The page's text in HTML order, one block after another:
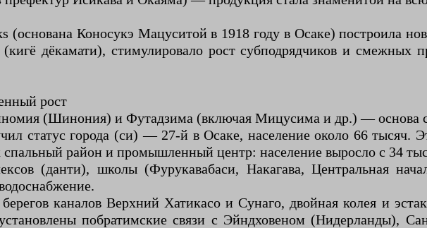
(основана Коносукэ Мацуситой в 1918 году в Осаке) построила
дёкамати), стимулировало рост субподрядчиков и смежных
рост
(Шинония) и Футадзима (включая Мицусима и др.) — основа
статус города (си) — 27-й в Осаке, население около 66 тысяч.
спальный район и промышленный центр: население выросло с 34
(данти), школы (Фурукавабаси, Накагава, Центральная
каналов Верхний Хатикасо и Сунаго, двойная колея и
побратимские связи с Эйндховеном (Нидерланды),